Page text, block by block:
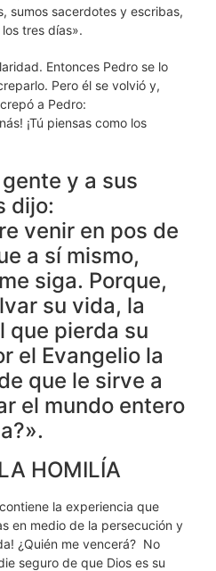
sumos sacerdotes y escribas,
tres días».
Entonces Pedro se lo
Pero él se volvió y,
a Pedro:
¡Tú piensas como los
y a sus
dijo:
venir en pos de
a sí mismo,
siga. Porque,
su vida, la
que pierda su
el Evangelio la
que le sirve a
el mundo entero
HOMILÍA
la experiencia que
en medio de la persecución y
¿Quién me vencerá? No
seguro de que Dios es su